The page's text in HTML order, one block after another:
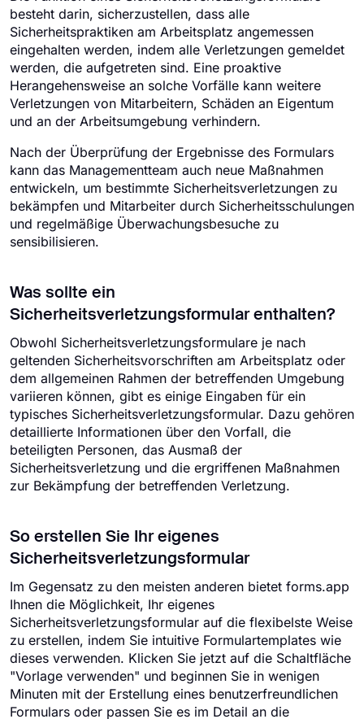
besteht darin, sicherzustellen, dass alle
Sicherheitspraktiken am Arbeitsplatz angemessen
eingehalten werden, indem alle Verletzungen gemeldet
werden, die aufgetreten sind. Eine proaktive
Herangehensweise an solche Vorfälle kann weitere
Verletzungen von Mitarbeitern, Schäden an Eigentum
und an der Arbeitsumgebung verhindern.
Nach der Überprüfung der Ergebnisse des Formulars
kann das Managementteam auch neue Maßnahmen
entwickeln, um bestimmte Sicherheitsverletzungen zu
bekämpfen und Mitarbeiter durch Sicherheitsschulungen
und regelmäßige Überwachungsbesuche zu
sensibilisieren.
Was sollte ein
Sicherheitsverletzungsformular enthalten?
Obwohl Sicherheitsverletzungsformulare je nach
geltenden Sicherheitsvorschriften am Arbeitsplatz oder
dem allgemeinen Rahmen der betreffenden Umgebung
variieren können, gibt es einige Eingaben für ein
typisches Sicherheitsverletzungsformular. Dazu gehören
detaillierte Informationen über den Vorfall, die
beteiligten Personen, das Ausmaß der
Sicherheitsverletzung und die ergriffenen Maßnahmen
zur Bekämpfung der betreffenden Verletzung.
So erstellen Sie Ihr eigenes
Sicherheitsverletzungsformular
Im Gegensatz zu den meisten anderen bietet forms.app
Ihnen die Möglichkeit, Ihr eigenes
Sicherheitsverletzungsformular auf die flexibelste Weise
zu erstellen, indem Sie intuitive Formulartemplates wie
dieses verwenden. Klicken Sie jetzt auf die Schaltfläche
"Vorlage verwenden" und beginnen Sie in wenigen
Minuten mit der Erstellung eines benutzerfreundlichen
Formulars oder passen Sie es im Detail an die